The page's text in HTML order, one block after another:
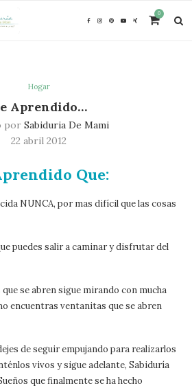
0
Hogar
Aprendido…
por Sabiduria De Mami
22 abril 2012
Que:
NUNCA, por mas difícil que las cosas
puedes salir a caminar y disfrutar del
se abren sigue mirando con mucha
encuentras ventanitas que se abren
de seguir empujando para realizarlos
vivos y sigue adelante, Sabiduría
que finalmente se ha hecho